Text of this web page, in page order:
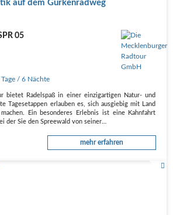
auf dem Gurkenradweg
05
/ 6 Nächte
bietet Radelspaß in einer einzigartigen Natur- und
Tagesetappen erlauben es, sich ausgiebig mit Land
Ein besonderes Erlebnis ist eine Kahnfahrt
der Sie den Spreewald von seiner…
mehr erfahren